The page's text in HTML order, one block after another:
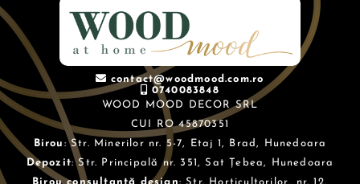
contact@woodmood.com.ro
0740083848
WOOD MOOD DECOR SRL
CUI RO 45870351
Birou : Str. Minerilor nr. 5-7, Etaj 1, Brad, Hunedoara
Depozit: Str. Principală nr. 351, Sat Țebea, Hunedoara
Birou consultanță design: Str. Horticultorilor, nr. 12,